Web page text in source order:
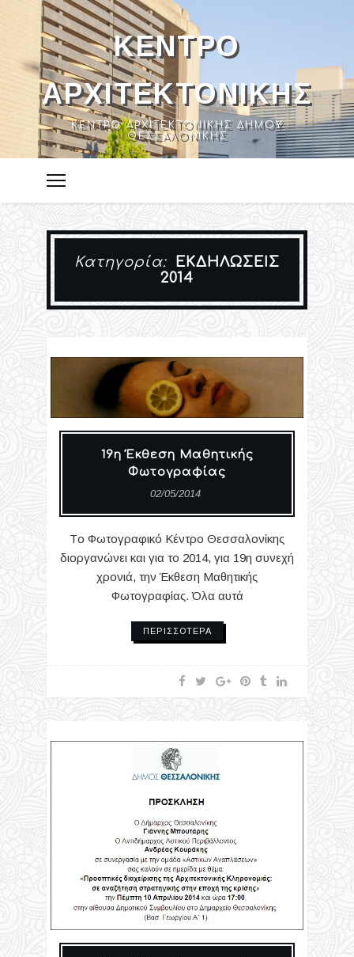
ΚΈΝΤΡΟ
ΑΡΧΙΤΕΚΤΟΝΙΚΉΣ
ΚΈΝΤΡΟ ΑΡΧΙΤΕΚΤΟΝΙΚΉΣ ΔΉΜΟΥ
ΘΕΣΣΑΛΟΝΊΚΗΣ
Κατηγορία: ΕΚΔΗΛΏΣΕΙΣ
2014
19η Έκθεση Μαθητικής
Φωτογραφίας
02/05/2014
Tο Φωτογραφικό Κέντρο Θεσσαλονίκης
διοργανώνει και για το 2014, για 19η συνεχή
χρονιά, την Έκθεση Μαθητικής
Φωτογραφίας. Όλα αυτά
ΠΕΡΙΣΣΌΤΕΡΑ